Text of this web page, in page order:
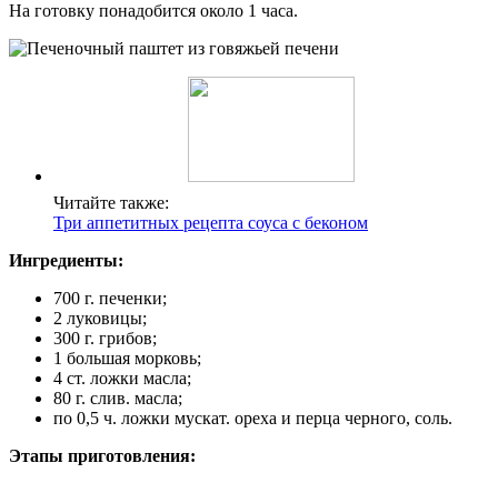
На готовку понадобится около 1 часа.
Читайте также:
Три аппетитных рецепта соуса с беконом
Ингредиенты:
700 г. печенки;
2 луковицы;
300 г. грибов;
1 большая морковь;
4 ст. ложки масла;
80 г. слив. масла;
по 0,5 ч. ложки мускат. ореха и перца черного, соль.
Этапы приготовления: